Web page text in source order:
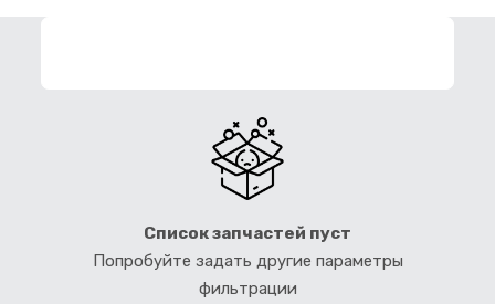
Список запчастей пуст
Попробуйте задать другие параметры
фильтрации